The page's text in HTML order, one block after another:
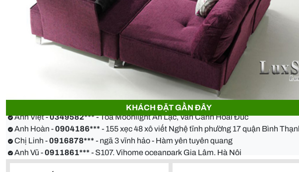
KHÁCH ĐẶT GẦN ĐÂY
- 23 Mẹ Thứ - Hòa Xuân - Cẩm Lệ - Đà Nẵng
- 56 Nguyễn Khang, Cầu Giấy
- Toà Moonlight An Lạc, Vân Canh Hoài Đức
Anh Hoàn -0904186*** - 155 xẹc 48 xô viết Nghệ tĩnh phường 17 quận Bình Thạnh
Chị Linh - 0916878***
- ngã 3 vĩnh hảo - Hàm yên tuyên quang
Anh Vũ - 0911861*** - S107, Vihome oceanpark Gia Lâm, Hà Nội
Anh Thiện -0929090***- 23 Mẹ Thứ - Hòa Xuân - Cẩm Lệ - Đà Nẵng